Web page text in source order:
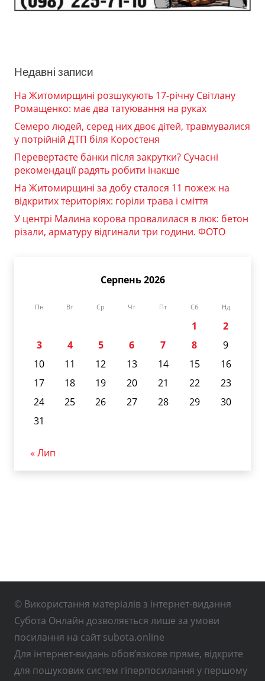
Недавні записи
На Житомирщині розшукують 17-річну Світлану
Ромащенко: має два татуювання на руках
Семеро людей, серед них двоє дітей, травмувалися
у потрійній ДТП біля Коростеня
Перевертаєте банки після закрутки? Сучасні
рекомендації радять робити інакше
На Житомирщині за добу сталося 11 пожеж на
відкритих територіях: горіли трава і сміття
У центрі Малина корова провалилася в люк: бетон
різали, арматуру відгинали три години. ФОТО
Серпень 2026
Пн Вт Ср Чт Пт Сб Нд
1
2
3
4 5 6 7 8
9
10
11 12 13 14 15
16
17
18 19 20 21 22
23
24
25 26 27 28 29
30
31
« Лип
© Використання матеріалів з інтернет-видання
Субота Онлайн дозволяється лише за умови
посилання на сайт subota.online
Для інтернет-видань обов’язкове пряме, відкрите
для пошукових систем гіперпосилання у першому